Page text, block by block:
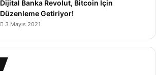
Dijital Banka Revolut, Bitcoin İçin
Düzenleme Getiriyor!
3 Mayıs 2021